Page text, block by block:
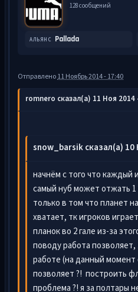
128 сообщений
АЛЬЯНС Pallada
Отправлено11 Ноябрь 2014 - 17:40
romnero сказал(а) 11 Ноя 2014
snow_barsik сказал(а) 10
начнём с того что каждый
самый нуб может отжать
только в том что планет
хватает, тк игроков
планок во 2 гале из-за
поводу работа позволяет,
работе (на данный момент
позволяет ?! построить
проблема ?! я за полтары